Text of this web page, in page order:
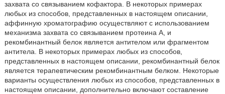
захвата со связыванием кофактора. В некоторых примерах
любых из способов, представленных в настоящем описании,
аффинную хроматографию осуществляют с использованием
механизма захвата со связыванием протеина A, и
рекомбинантный белок является антителом или фрагментом
антитела. В некоторых примерах любых из способов,
представленных в настоящем описании, рекомбинантный белок
является терапевтическим рекомбинантным белком. Некоторые
варианты осуществления любых из способов, представленных в
настоящем описании, дополнительно включают составление